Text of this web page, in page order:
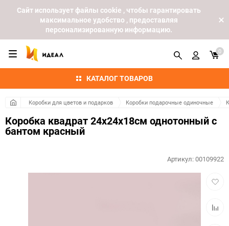
Cайт использует файлы cookie , чтобы гарантировать
максимальное удобство , предоставляя
персонализированную информацию.
КАТАЛОГ ТОВАРОВ
0
Коробки для цветов и подарков Коробки подарочные одиночные
Коробка квадрат 24х24х18см однотонный с
бантом красный
Артикул:00109922